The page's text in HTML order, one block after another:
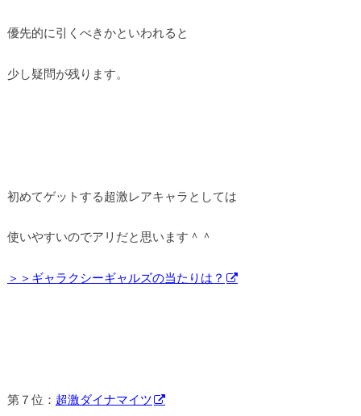
優先的に引くべきかといわれると
少し疑問が残ります。
初めてゲットする超激レアキャラとしては
使いやすいのでアリだと思います＾＾
＞＞ギャラクシーギャルズの当たりは？
第７位： 超激ダイナマイツ